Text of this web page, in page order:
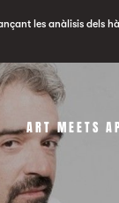
les anàlisis dels
ART MEETS